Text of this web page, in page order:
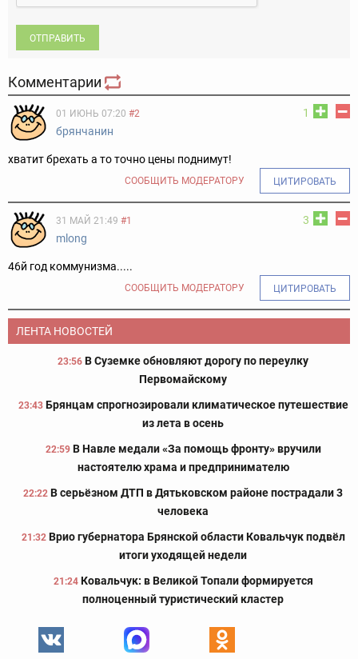
ОТПРАВИТЬ
Комментарии
1
01 ИЮНЬ 07:20 #2
брянчанин
хватит брехать а то точно цены поднимут!
СООБЩИТЬ МОДЕРАТОРУ ЦИТИРОВАТЬ
3
31 МАЙ 21:49 #1
mlong
46й год коммунизма.....
СООБЩИТЬ МОДЕРАТОРУ ЦИТИРОВАТЬ
ЛЕНТА НОВОСТЕЙ
23:56 В Суземке обновляют дорогу по переулку
Первомайскому
23:43 Брянцам спрогнозировали климатическое путешествие
из лета в осень
22:59 В Навле медали «За помощь фронту» вручили
настоятелю храма и предпринимателю
22:22 В серьёзном ДТП в Дятьковском районе пострадали 3
человека
21:32 Врио губернатора Брянской области Ковальчук подвёл
итоги уходящей недели
21:24 Ковальчук: в Великой Топали формируется
полноценный туристический кластер